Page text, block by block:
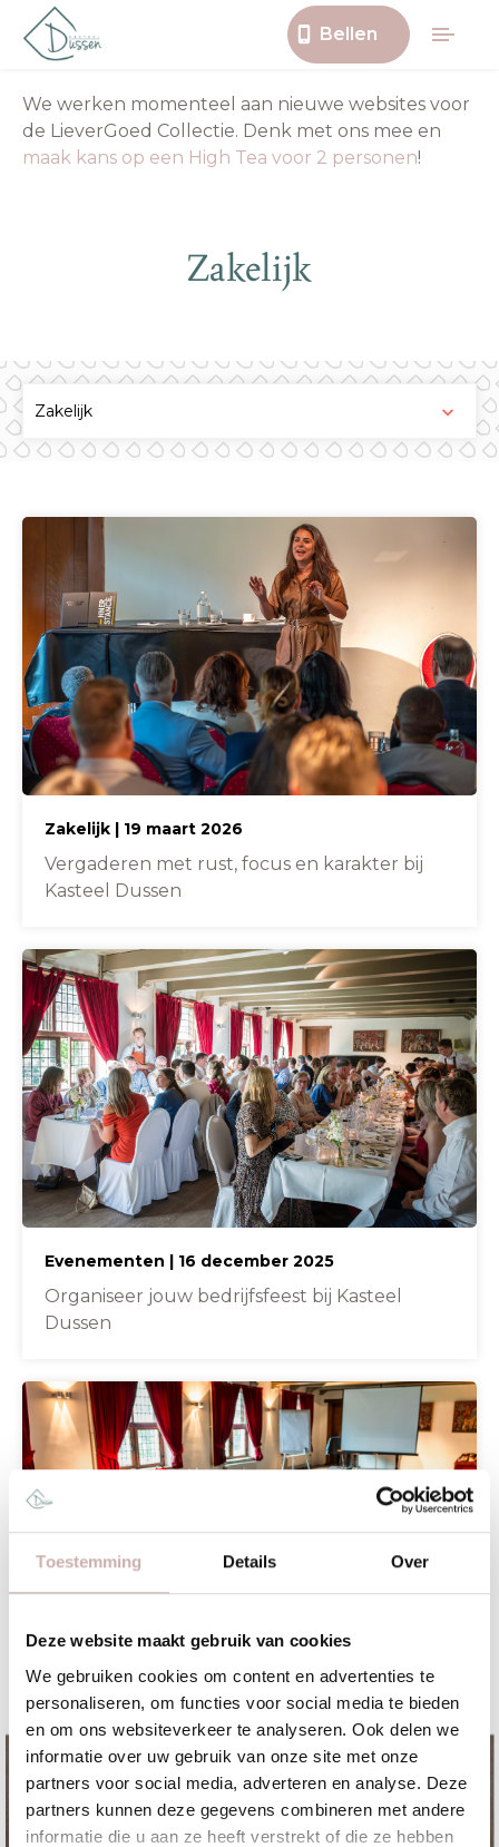
Toestemming Details Over
Deze website maakt gebruik van cookies
We gebruiken cookies om content en advertenties te
personaliseren, om functies voor social media te bieden
en om ons websiteverkeer te analyseren. Ook delen we
informatie over uw gebruik van onze site met onze
partners voor social media, adverteren en analyse. Deze
partners kunnen deze gegevens combineren met andere
informatie die u aan ze heeft verstrekt of die ze hebben
Bellen
We werken momenteel aan nieuwe websites voor
de LieverGoed Collectie. Denk met ons mee en
maak kans op een High Tea voor 2 personen!
Zakelijk
Zakelijk | 19 maart 2026
Vergaderen met rust, focus en karakter bij
Kasteel Dussen
Evenementen | 16 december 2025
Organiseer jouw bedrijfsfeest bij Kasteel
Dussen
Zakelijk | 4 november 2025
Een krachtige start in 2026 bij Kasteel Dussen